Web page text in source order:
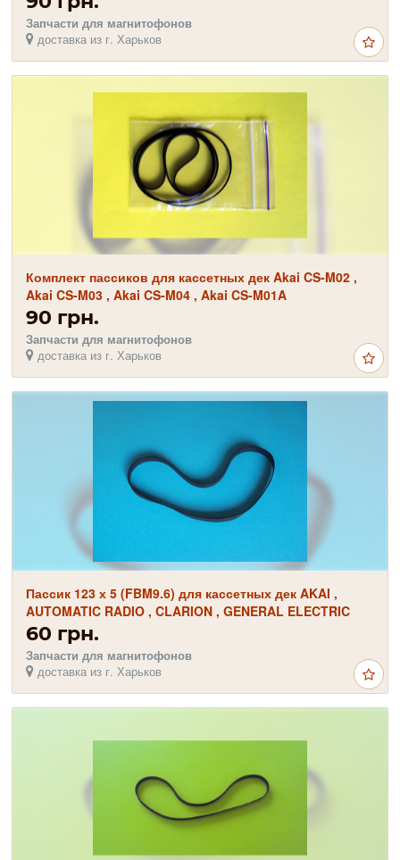
Запчасти для магнитофонов
доставка из г. Харьков
Комплект пассиков для кассетных дек Akai CS-M02 ,
Akai CS-M03 , Akai CS-M04 , Akai CS-M01A
90 грн.
Запчасти для магнитофонов
доставка из г. Харьков
Пассик 123 х 5 (FBM9.6) для кассетных дек AKAI ,
AUTOMATIC RADIO , CLARION , GENERAL ELECTRIC
60 грн.
Запчасти для магнитофонов
доставка из г. Харьков